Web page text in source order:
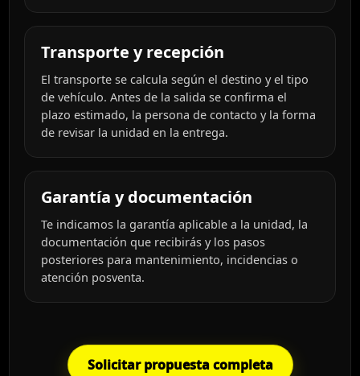
Transporte y recepción
El transporte se calcula según el destino y el tipo
de vehículo. Antes de la salida se confirma el
plazo estimado, la persona de contacto y la forma
de revisar la unidad en la entrega.
Garantía y documentación
Te indicamos la garantía aplicable a la unidad, la
documentación que recibirás y los pasos
posteriores para mantenimiento, incidencias o
atención posventa.
Solicitar propuesta completa